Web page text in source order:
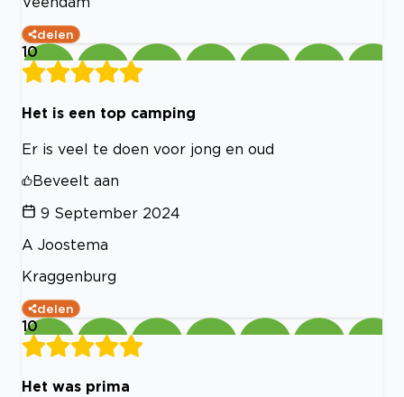
delen
10
Het is een top camping
Er is veel te doen voor jong en oud
Beveelt aan
9 September 2024
A Joostema
Kraggenburg
delen
10
Het was prima